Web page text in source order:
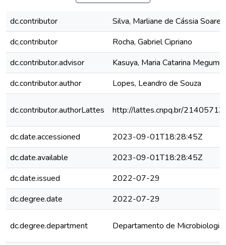
dc.contributor
Silva, Marliane de Cássia
dc.contributor
Rocha, Gabriel Cipriano
dc.contributor.advisor
Kasuya, Maria Catarina Megumi
dc.contributor.author
Lopes, Leandro de Souza
dc.contributor.authorLattes http://lattes.cnpq.br/
dc.date.accessioned
2023-09-01T18:28:45Z
dc.date.available
2023-09-01T18:28:45Z
dc.date.issued
2022-07-29
dc.degree.date
2022-07-29
dc.degree.department Departamento de Microbiologia